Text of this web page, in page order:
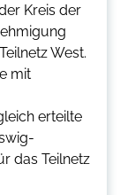
Kreis der
West.
mit
erteilte
das Teilnetz